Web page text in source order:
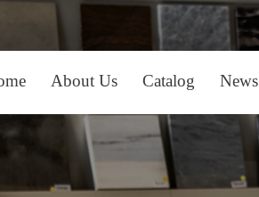
About Us Catalog News